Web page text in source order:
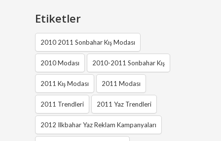
Etiketler
2010 2011 Sonbahar Kış Modası
2010 Modası 2010-2011 Sonbahar Kış
2011 Kış Modası 2011 Modası
2011 Trendleri 2011 Yaz Trendleri
2012 Ilkbahar Yaz Reklam Kampanyaları